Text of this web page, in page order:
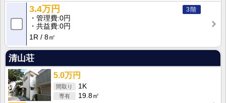
3階
3.4万円
管理費 0円
共益費 0円
1R
8㎡
清山荘
5.0万円
1K
19.8㎡